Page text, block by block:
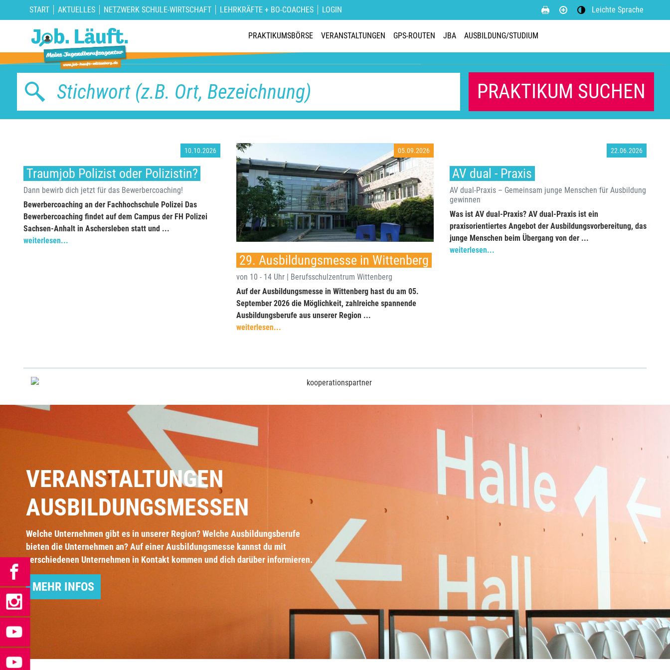
START AKTUELLES NETZWERK SCHULE-WIRTSCHAFT LEHRKRÄFTE + BO-COACHES LOGIN
Kontrastmodus aktivieren
Leichte Sprache
PRAKTIKUMSBÖRSE VERANSTALTUNGEN GPS-ROUTEN JBA AUSBILDUNG/STUDIUM
DEIN PRAKTIKUM.
Auf unserer Praktkumsbörse findest du verschiedene Praktika und
PRAKTIKUM SUCHEN
Traumjob Polizist oder Polizistin?
Dann bewirb dich jetzt für das Bewerbercoaching!
Bewerbercoaching an der Fachhochschule Polizei Das
Bewerbercoaching findet auf dem Campus der FH Polizei
Sachsen-Anhalt in Aschersleben statt und ...
weiterlesen...
10.10.2026
29. Ausbildungsmesse in Wittenberg
von 10 - 14 Uhr | Berufsschulzentrum Wittenberg
Auf der Ausbildungsmesse in Wittenberg hast du am 05.
September 2026 die Möglichkeit, zahlreiche spannende
Ausbildungsberufe aus unserer Region ...
weiterlesen...
05.09.2026
AV dual - Praxis
AV dual-Praxis – Gemeinsam junge Menschen für Ausbildung
gewinnen
Was ist AV dual-Praxis? AV dual-Praxis ist ein
praxisorientiertes Angebot der Ausbildungsvorbereitung, das
junge Menschen beim Übergang von der ...
weiterlesen...
22.06.2026
VERANSTALTUNGEN
AUSBILDUNGSMESSEN
Welche Unternehmen gibt es in unserer Region? Welche Ausbildungsberufe
bieten die Unternehmen an? Auf einer Ausbildungsmesse kannst du mit
verschiedenen Unternehmen in Kontakt kommen und dich darüber informieren.
MEHR INFOS